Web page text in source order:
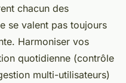
chacun des
se valent pas toujours
Harmoniser vos
quotidienne (contrôle
multi-utilisateurs)